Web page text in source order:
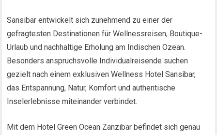
Sansibar entwickelt sich zunehmend zu einer der
gefragtesten Destinationen für Wellnessreisen, Boutique-
Urlaub und nachhaltige Erholung am Indischen Ozean.
Besonders anspruchsvolle Individualreisende suchen
gezielt nach einem exklusiven Wellness Hotel Sansibar,
das Entspannung, Natur, Komfort und authentische
Inselerlebnisse miteinander verbindet.
Mit dem Hotel Green Ocean Zanzibar befindet sich genau